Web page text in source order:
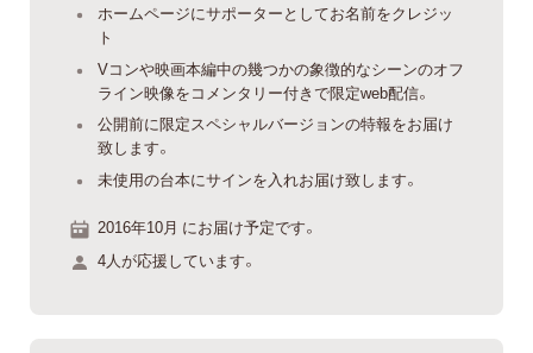
ホームページにサポーターとしてお名前をクレジッ
ト
Vコンや映画本編中の幾つかの象徴的なシーンのオフ
ライン映像をコメンタリー付きで限定web配信。
公開前に限定スペシャルバージョンの特報をお届け
致します。
未使用の台本にサインを入れお届け致します。
2016年10月 にお届け予定です。
4人が応援しています。